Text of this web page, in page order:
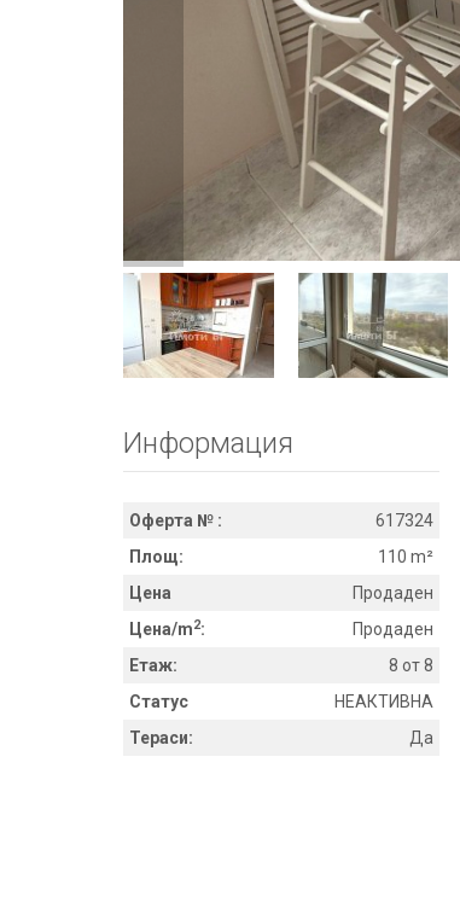
Информация
Оферта № :
617324
Площ:
110 m²
Цена
Продаден
Цена/m2:
Продаден
Етаж:
8 от 8
Статус
НЕАКТИВНА
Тераси:
Да